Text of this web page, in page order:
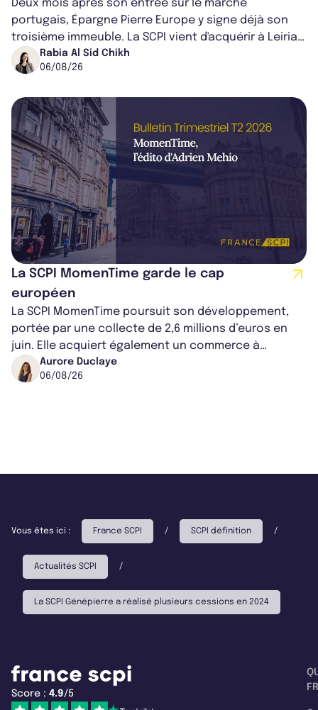
Deux mois après son entrée sur le marché
portugais, Épargne Pierre Europe y signe déjà son
troisième immeuble. La SCPI vient d'acquérir à Leiria,
dans le centre du pays, un établis...
Rabia Al Sid Chikh
06/08/26
La SCPI MomenTime garde le cap
européen
La SCPI MomenTime poursuit son développement,
portée par une collecte de 2,6 millions d’euros en
juin. Elle acquiert également un commerce à
Worcester, place une plateforme logisti...
Aurore Duclaye
06/08/26
Vous êtes ici : France SCPI / SCPI définition /
Actualités SCPI /
La SCPI Génépierre a réalisé plusieurs cessions en 2024
Score : 4.9/5